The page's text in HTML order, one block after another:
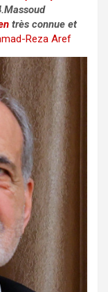
très connue et
Reza Aref